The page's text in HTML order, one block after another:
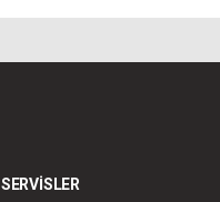
SERVİSLER